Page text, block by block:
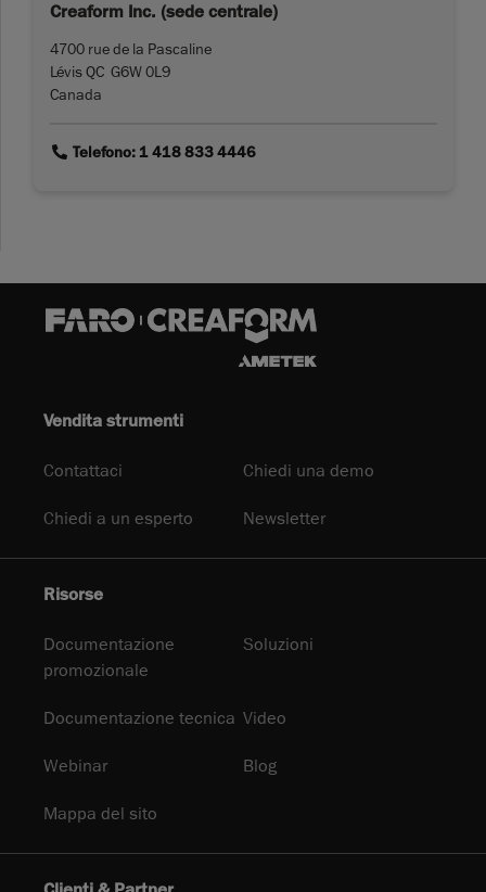
Creaform Inc. (sede centrale)
4700 rue de la Pascaline
Lévis QC G6W 0L9
Canada
linkTelefono: 1 418 833 4446
Vendita strumenti
Contattaci Chiedi una demo
Chiedi a un esperto Newsletter
Risorse
Documentazione
promozionale
Soluzioni
Documentazione tecnica Video
Webinar Blog
Mappa del sito